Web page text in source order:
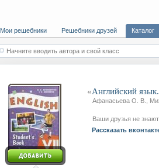
Мои решебники Решебники друзей Каталог
Начните вводить автора и свой класс
«Английский
Афанасьева О. В.,
Ваши друзья не
Рассказать